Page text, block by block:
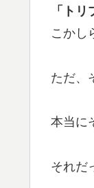
「ト
こかし
ただ、
本当に
それだ